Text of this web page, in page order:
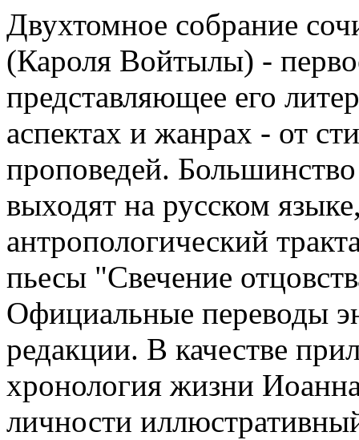
Двухтомное собрание
(Кароля Войтылы) -
представляющее его
аспектах и жанрах - от
проповедей.
выходят на русском
антропологический
пьесы "Свечение
Официальные переводы
редакции. В качестве
хронология жизни
личности